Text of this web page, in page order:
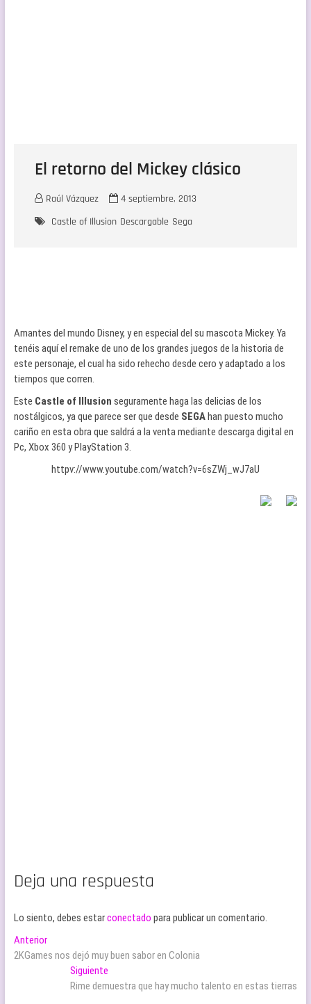
El retorno del Mickey clásico
Raúl Vázquez
4 septiembre, 2013
Castle of Illusion Descargable Sega
Amantes del mundo Disney, y en especial del su mascota Mickey. Ya
tenéis aquí el remake de uno de los grandes juegos de la historia de
este personaje, el cual ha sido rehecho desde cero y adaptado a los
tiempos que corren.
Este Castle of Illusion seguramente haga las delicias de los
nostálgicos, ya que parece ser que desde SEGAhan puesto mucho
cariño en esta obra que saldrá a la venta mediante descarga digital en
Pc, Xbox 360 y PlayStation 3.
httpv://www.youtube.com/watch?v=6sZWj_wJ7aU
Deja una respuesta
Lo siento, debes estarconectado para publicar un comentario.
Navegación
de
entradas
AnteriorEntrada
anterior:
2KGames nos dejó muy buen sabor en Colonia
Siguiente
siguiente:
Rime demuestra que hay mucho talento en estas tierras